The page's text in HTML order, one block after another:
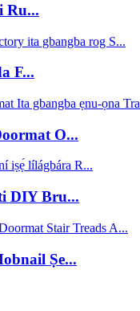
Ru...
F...
O...
DIY Bru...
Ṣe...